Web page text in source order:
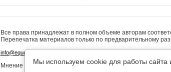
Все права принадлежат в полном объеме авторам
Перепечатка материалов только по предварительному
info@equestrian.ru
Мнение редакции может не совпадать с мнением авторов.
Мы используем cookie для работы сайта